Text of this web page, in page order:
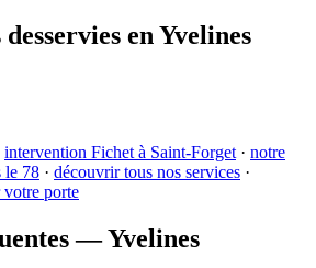
en Yvelines
intervention Fichet à Saint-Forget · notre
le 78 · découvrir tous nos services ·
votre porte
— Yvelines